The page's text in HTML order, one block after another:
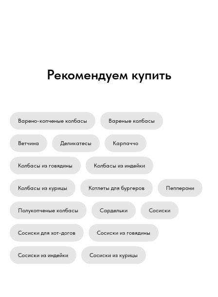
Рекомендуем купить
Варено-копченые колбасы Вареные колбасы
Ветчина Деликатесы Карпаччо
Колбасы из говядины Колбасы из индейки
Колбасы из курицы Котлеты для бургеров Пепперони
Полукопченые колбасы Сардельки Сосиски
Сосиски для хот-догов Сосиски из говядины
Сосиски из индейки Сосиски из курицы